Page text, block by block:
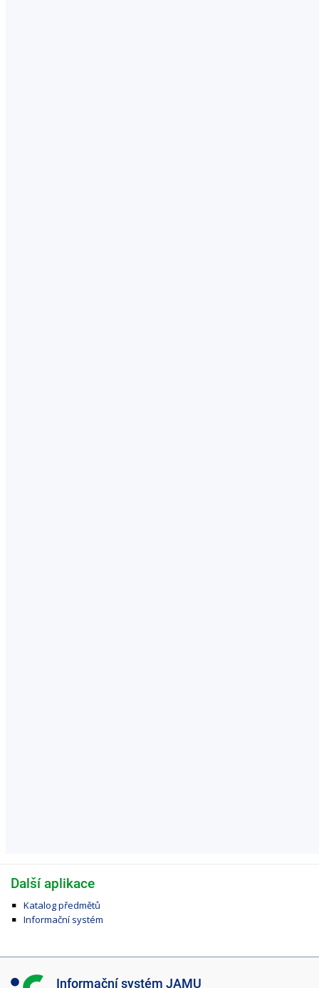
Další aplikace
Katalog předmětů
Informační systém
I Informační systém JAMU